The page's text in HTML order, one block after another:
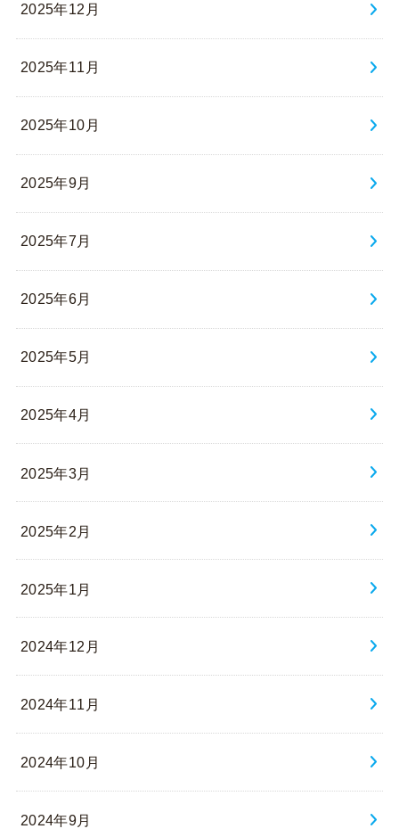
2025年12月
2025年11月
2025年10月
2025年9月
2025年7月
2025年6月
2025年5月
2025年4月
2025年3月
2025年2月
2025年1月
2024年12月
2024年11月
2024年10月
2024年9月